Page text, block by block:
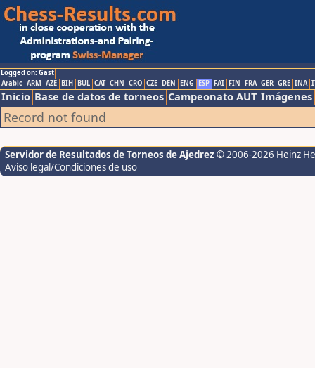
Logged on: Gast
Arabic ARM AZE BIH BUL CAT CHN CRO CZE DEN ENG ESP FAI FIN FRA GER GRE INA
Inicio Base de datos de torneos Campeonato AUT Imágenes
Record not found
Servidor de Resultados de Torneos de Ajedrez © 2006-2026 Heinz
Aviso legal/Condiciones de uso